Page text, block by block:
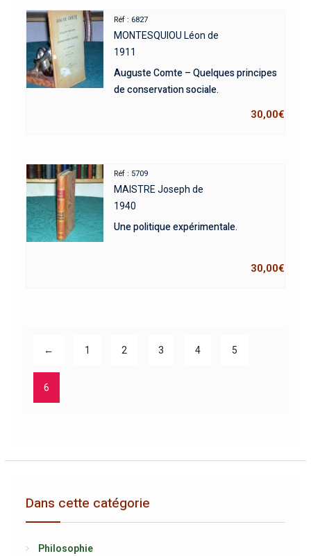
Réf : 6827
MONTESQUIOU Léon de
1911
Auguste Comte – Quelques principes
de conservation sociale.
30,00€
Réf : 5709
MAISTRE Joseph de
1940
Une politique expérimentale.
30,00€
← 1 2 3 4 5
6
Dans cette catégorie
Philosophie